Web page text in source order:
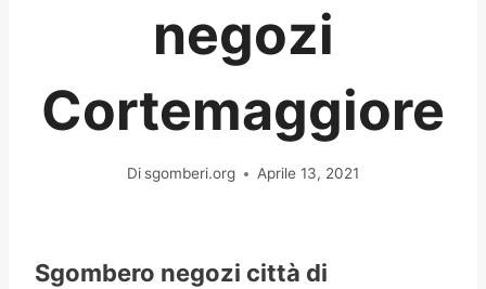
negozi
Cortemaggiore
Di sgomberi.org Aprile 13, 2021
Sgombero negozi città di